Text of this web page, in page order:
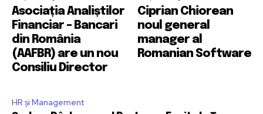
Asociația Analiștilor
Financiar – Bancari
din România
(AAFBR) are un nou
Consiliu Director
Ciprian Chiorean
noul general
manager al
Romanian Software
HR și Management